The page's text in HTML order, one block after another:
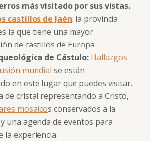
más visitado por sus vistas.
castillos de Jaén: la provincia
la que tiene una mayor
de castillos de Europa.
de Cástulo: Hallazgos
mundial se están
en este lugar que puedes visitar.
de cristal representando a Cristo,
mosaicos conservados a la
una agenda de eventos para
la experiencia.